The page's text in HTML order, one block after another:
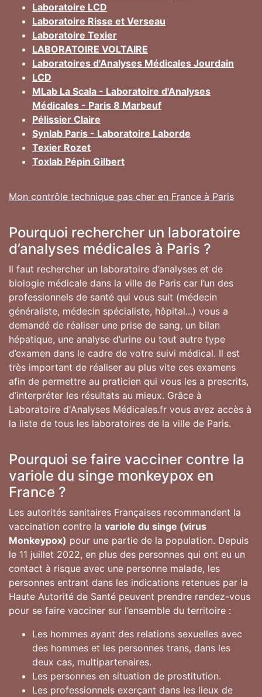
Laboratoire LCD
Laboratoire Risse et Verseau
Laboratoire Texier
LABORATOIRE VOLTAIRE
Laboratoires d'Analyses Médicales Jourdain
LCD
MLab La Scala - Laboratoire d'Analyses
Médicales - Paris 8 Marbeuf
Pélissier Claire
Synlab Paris - Laboratoire Laborde
Texier Rozet
Toxlab Pépin Gilbert
Mon contrôle technique pas cher en France à Paris
Pourquoi rechercher un laboratoire
d’analyses médicales à Paris ?
Il faut rechercher un laboratoire d’analyses et de
biologie médicale dans la ville de Paris car l’un des
professionnels de santé qui vous suit (médecin
généraliste, médecin spécialiste, hôpital...) vous a
demandé de réaliser une prise de sang, un bilan
hépatique, une analyse d’urine ou tout autre type
d’examen dans le cadre de votre suivi médical. Il est
très important de réaliser au plus vite ces examens
afin de permettre au praticien qui vous les a prescrits,
d’interpréter les résultats au mieux. Grâce à
Laboratoire d'Analyses Médicales.fr vous avez accès à
la liste de tous les laboratoires de la ville de Paris.
Pourquoi se faire vacciner contre la
variole du singe monkeypox en
France ?
Les autorités sanitaires Françaises recommandent la
vaccination contre la variole du singe (virus
Monkeypox) pour une partie de la population. Depuis
le 11 juillet 2022, en plus des personnes qui ont eu un
contact à risque avec une personne malade, les
personnes entrant dans les indications retenues par la
Haute Autorité de Santé peuvent prendre rendez-vous
pour se faire vacciner sur l’ensemble du territoire :
Les hommes ayant des relations sexuelles avec
des hommes et les personnes trans, dans les
deux cas, multipartenaires.
Les personnes en situation de prostitution.
Les professionnels exerçant dans les lieux de